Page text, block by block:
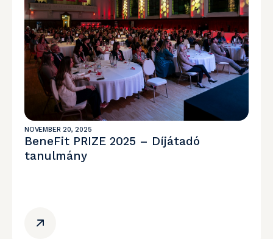
NOVEMBER 20, 2025
BeneFit PRIZE 2025 – Díjátadó
tanulmány